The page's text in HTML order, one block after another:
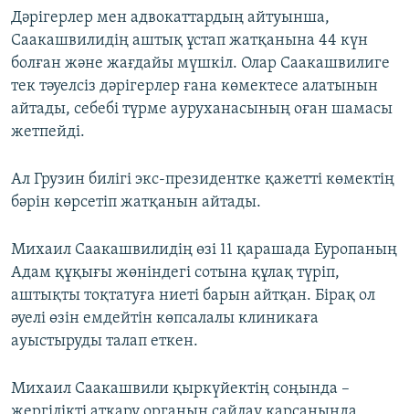
Дәрігерлер мен адвокаттардың айтуынша,
Саакашвилидің аштық ұстап жатқанына 44 күн
болған және жағдайы мүшкіл. Олар Саакашвилиге
тек тәуелсіз дәрігерлер ғана көмектесе алатынын
айтады, себебі түрме ауруханасының оған шамасы
жетпейді.
Ал Грузин билігі экс-президентке қажетті көмектің
бәрін көрсетіп жатқанын айтады.
Михаил Саакашвилидің өзі 11 қарашада Еуропаның
Адам құқығы жөніндегі сотына құлақ түріп,
аштықты тоқтатуға ниеті барын айтқан. Бірақ ол
әуелі өзін емдейтін көпсалалы клиникаға
ауыстыруды талап еткен.
Михаил Саакашвили қыркүйектің соңында –